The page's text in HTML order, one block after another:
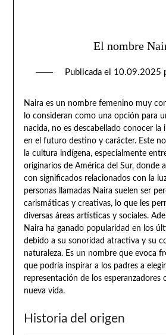
El nombre
Publicada el 10.09.2025
Naira es un nombre femenino muy
lo consideran como una opción para
nacida, no es descabellado conocer la
en el futuro destino y carácter. Este
la cultura indígena, especialmente
originarios de América del Sur, donde
con significados relacionados con la
personas llamadas Naira suelen ser
carismáticas y creativas, lo que les
diversas áreas artísticas y sociales.
Naira ha ganado popularidad en los
debido a su sonoridad atractiva y su
naturaleza. Es un nombre que evoca
que podría inspirar a los padres a
representación de los esperanzadores
nueva vida.
Historia del origen